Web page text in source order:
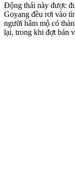
Động thái này được
Goyang đều rơi vào
người hâm mộ có
lại, trong khi đợt bán